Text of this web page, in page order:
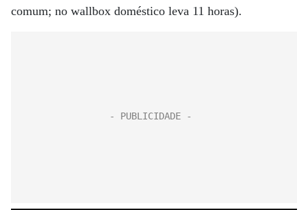
comum; no wallbox doméstico leva 11 horas).